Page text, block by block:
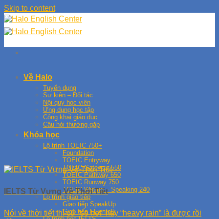
Skip to content
Về Halo
Tuyển dụng
Sự kiện – Đối tác
Nội quy học viên
Ứng dụng học tập
Công khai giáo dục
Câu hỏi thường gặp
Khóa học
Lộ trình TOEIC 750+
Foundation
TOEIC Entryway
TOEIC Gateway 550
TOEIC Pathway 650
TOEIC Runway 750
TOEIC Writing – Speaking 240
Lộ trình giao tiếp
Giao tiếp SpeakUp
Giao tiếp Fluentalk
IELTS Từ Vựng Về Thời Tiết
Nói về thời tiết thì cứ “so hot” hay “heavy rain” là được rồi